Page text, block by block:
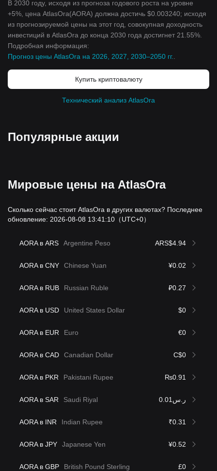
В 2030 году, исходя из прогноза годового роста на уровне
+5%, цена AtlasOra(AORA) должна достичь $0.003240; исходя
из прогнозируемой цены на этот год, совокупная доходность
инвестиций в AtlasOra до конца 2030 года достигнет 21.55%.
Подробная информация:
Прогноз цены AtlasOra на 2026, 2027, 2030–2050 гг.
Купить криптовалюту
Технический анализ AtlasOra
Популярные акции
Мировые цены на AtlasOra
Сколько сейчас стоит AtlasOra в других валютах? Последнее
обновление: 2026-08-08 13:41:10 （UTC+0）
AORA в ARS Argentine Peso ARS$4.94
AORA в CNY Chinese Yuan ¥0.02
AORA в RUB Russian Ruble ₽0.27
AORA в USD United States Dollar $0
AORA в EUR Euro €0
AORA в CAD Canadian Dollar C$0
AORA в PKR Pakistani Rupee ₨0.91
AORA в SAR Saudi Riyal ر.س0.01
AORA в INR Indian Rupee ₹0.31
AORA в JPY Japanese Yen ¥0.52
AORA в GBP British Pound Sterling £0